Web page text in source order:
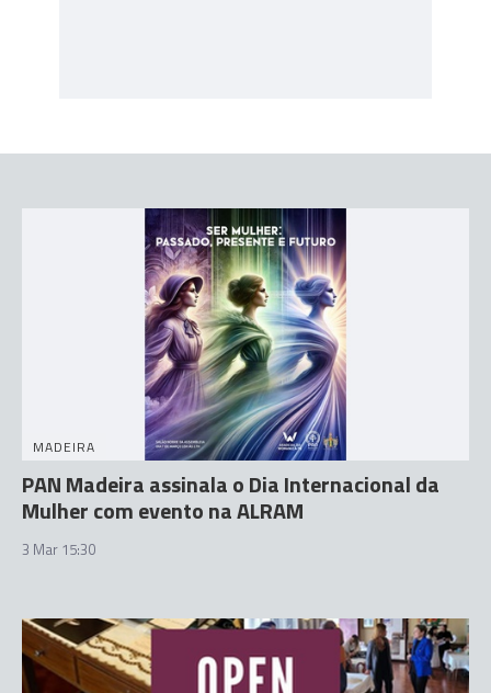
MADEIRA
PAN Madeira assinala o Dia Internacional da
Mulher com evento na ALRAM
3 Mar 15:30